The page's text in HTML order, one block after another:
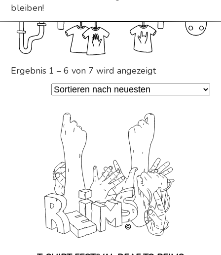
bleiben!
Ergebnis 1 – 6 von 7 wird angezeigtNach
neuesten
sortiert